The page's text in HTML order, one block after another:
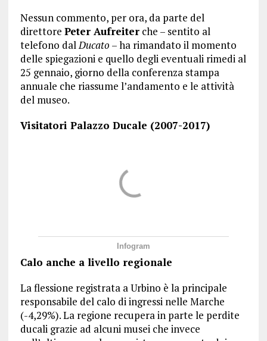
Nessun commento, per ora, da parte del
direttore Peter Aufreiterche – sentito al
telefono dalDucato – ha rimandato il momento
delle spiegazioni e quello degli eventuali rimedi al
25 gennaio, giorno della conferenza stampa
annuale che riassume l’andamento e le attività
del museo.
Visitatori Palazzo Ducale (2007-2017)
Infogram
Calo anche a livello regionale
La flessione registrata a Urbino è la principale
responsabile del calo di ingressi nelle Marche
(-4,29%). La regione recupera in parte le perdite
ducali grazie ad alcuni musei che invece